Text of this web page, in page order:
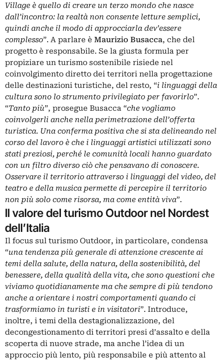
Village è quello di creare un terzo mondo che nasce
dall’incontro: la realtà non consente letture semplici,
quindi anche il modo di approcciarla dev’essere
complesso”. A parlare è Maurizio Busacca, che del
progetto è responsabile. Se la giusta formula per
propiziare un turismo sostenibile risiede nel
coinvolgimento diretto dei territori nella progettazione
delle destinazioni turistiche, del resto, “i linguaggi della
cultura sono lo strumento privilegiato per favorirlo”.
“Tanto più”, prosegue Busacca “che vogliamo
coinvolgerli anche nella perimetrazione dell’offerta
turistica. Una conferma positiva che si sta delineando nel
corso del lavoro è che i linguaggi artistici utilizzati sono
stati preziosi, perché le comunità locali hanno guardato
con un filtro diverso ciò che pensavano di conoscere.
Osservare il territorio attraverso i linguaggi del video, del
teatro e della musica permette di percepire il territorio
non più solo come risorsa, ma come entità viva”.
Il valore del turismo Outdoor nel Nordest
dell’Italia
Il focus sul turismo Outdoor, in particolare, condensa
“una tendenza più generale di attenzione crescente ai
temi della salute, della natura, della sostenibilità, del
benessere, della qualità della vita, che sono questioni che
viviamo quotidianamente ma che sempre di più tendono
anche a orientare i nostri comportamenti quando ci
trasformiamo in turisti e in visitatori”. Introduce,
inoltre, i temi della destagionalizzazione, del
decongestionamento di territori presi d’assalto e della
scoperta di nuove strade, ma anche l’idea di un
approccio più lento, più responsabile e più attento al